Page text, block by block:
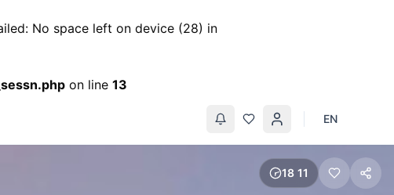
No space left on device (28) in
on line 13
EN
18 11